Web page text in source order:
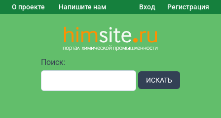
О проекте Напишите нам Вход Регистрация
Поиск:
ИСКАТЬ